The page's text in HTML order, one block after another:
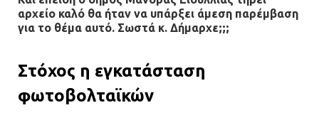
αρχείο καλό θα ήταν να υπάρξει άμεση παρέμβαση
για το θέμα αυτό. Σωστά κ. Δήμαρχε;;;
Στόχος η εγκατάσταση
φωτοβολταϊκών